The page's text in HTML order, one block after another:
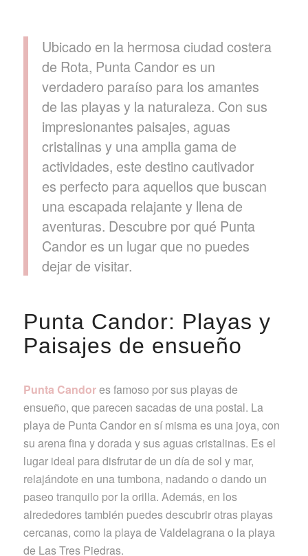
Ubicado en la hermosa ciudad costera
de Rota, Punta Candor es un
verdadero paraíso para los amantes
de las playas y la naturaleza. Con sus
impresionantes paisajes, aguas
cristalinas y una amplia gama de
actividades, este destino cautivador
es perfecto para aquellos que buscan
una escapada relajante y llena de
aventuras. Descubre por qué Punta
Candor es un lugar que no puedes
dejar de visitar.
Punta Candor: Playas y
Paisajes de ensueño
Punta Candores famoso por sus playas de
ensueño, que parecen sacadas de una postal. La
playa de Punta Candor en sí misma es una joya, con
su arena fina y dorada y sus aguas cristalinas. Es el
lugar ideal para disfrutar de un día de sol y mar,
relajándote en una tumbona, nadando o dando un
paseo tranquilo por la orilla. Además, en los
alrededores también puedes descubrir otras playas
cercanas, como la playa de Valdelagrana o la playa
de Las Tres Piedras.